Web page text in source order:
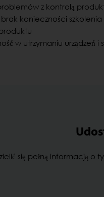
z kontrolą
konieczności
w utrzymaniu urządzeń i
się pełną informacją o